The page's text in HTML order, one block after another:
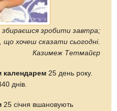
зробити завтра;
хочеш сказати сьогодні.
Казимеж Тетмайєр
календарем 25 день року.
днів.
25 січня вшановують